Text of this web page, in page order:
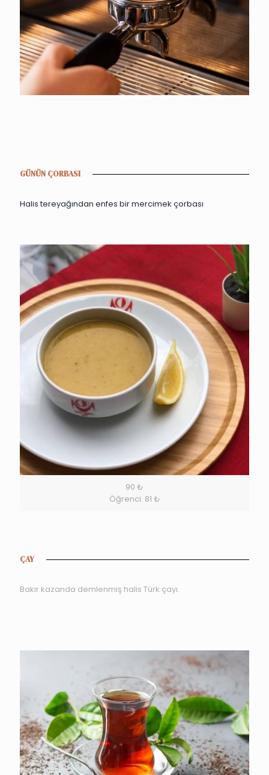
GÜNÜN ÇORBASI
Halis tereyağından enfes bir mercimek çorbası
90 ₺
Öğrenci: 81 ₺
ÇAY
Bakır kazanda demlenmiş halis Türk çayı.